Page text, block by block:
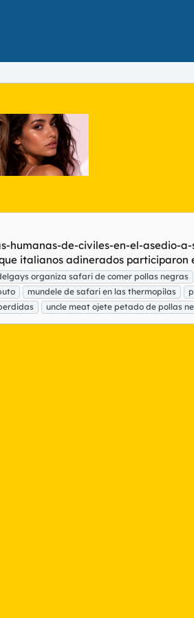
de-civiles-en-el-asedio-a-
italianos adinerados participaron
organiza safari de comer pollas negras
mundele de safari en las thermopilas
uncle meat ojete petado de pollas